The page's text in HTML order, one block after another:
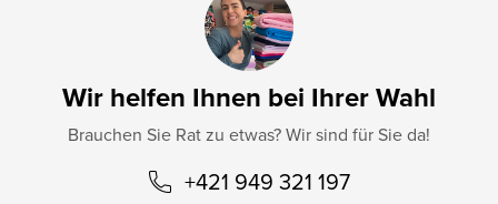
Wir helfen Ihnen bei Ihrer Wahl
Brauchen Sie Rat zu etwas? Wir sind für Sie da!
+421 949 321 197